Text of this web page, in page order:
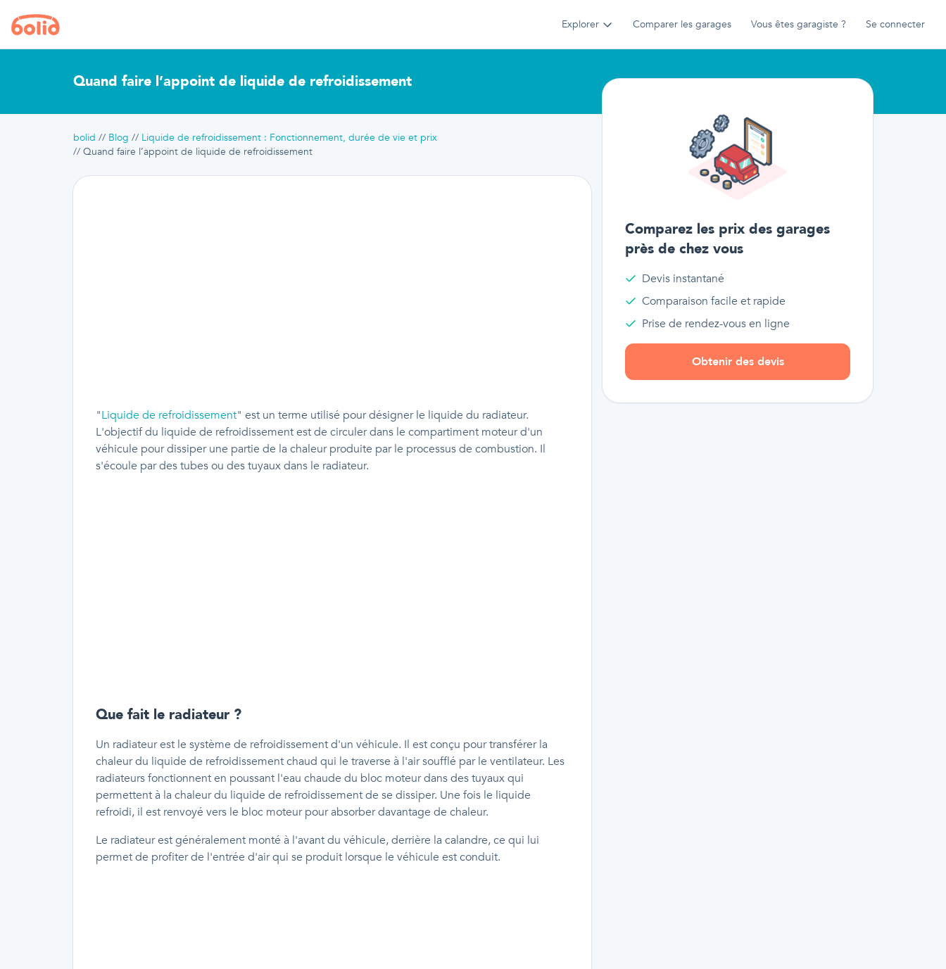
Explorer Comparer les garages Vous êtes garagiste ? Se connecter
Quand faire l’appoint de liquide de refroidissement
bolid Blog
Liquide de refroidissement : Fonctionnement, durée de vie et prix
Quand faire l’appoint de liquide de refroidissement
"Liquide de refroidissement" est un terme utilisé pour désigner le liquide du radiateur.
L'objectif du liquide de refroidissement est de circuler dans le compartiment moteur d'un
véhicule pour dissiper une partie de la chaleur produite par le processus de combustion. Il
s'écoule par des tubes ou des tuyaux dans le radiateur.
Que fait le radiateur ?
Un radiateur est le système de refroidissement d'un véhicule. Il est conçu pour transférer la
chaleur du liquide de refroidissement chaud qui le traverse à l'air soufflé par le ventilateur. Les
radiateurs fonctionnent en poussant l'eau chaude du bloc moteur dans des tuyaux qui
permettent à la chaleur du liquide de refroidissement de se dissiper. Une fois le liquide
refroidi, il est renvoyé vers le bloc moteur pour absorber davantage de chaleur.
Le radiateur est généralement monté à l'avant du véhicule, derrière la calandre, ce qui lui
permet de profiter de l'entrée d'air qui se produit lorsque le véhicule est conduit.
Comparez les prix des garages
près de chez vous
Devis instantané
Comparaison facile et rapide
Prise de rendez-vous en ligne
Obtenir des devis